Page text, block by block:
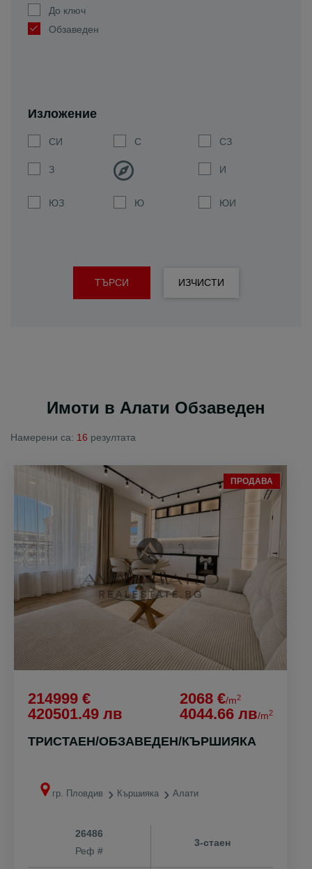
До ключ
Обзаведен
Изложение
СИ С СЗ
З И
ЮЗ Ю ЮИ
ТЪРСИ ИЗЧИСТИ
Имоти в Алати Обзаведен
Намерени са: 16 резултата
ПРОДАВА
214999 €
420501.49 лв
2068 €/m2
4044.66 лв/m2
ТРИСТАЕН/ОБЗАВЕДЕН/КЪРШИЯКА
гр. Пловдив Кършияка Алати
26486
Реф #
3-стаен